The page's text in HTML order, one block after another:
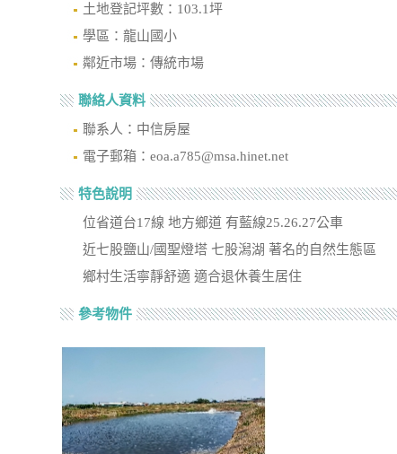
土地登記坪數：103.1坪
學區：龍山國小
鄰近市場：傳統市場
聯絡人資料
聯系人：中信房屋
電子郵箱：eoa.a785@msa.hinet.net
特色說明
位省道台17線 地方鄉道 有藍線25.26.27公車
近七股鹽山/國聖燈塔 七股潟湖 著名的自然生態區
鄉村生活寧靜舒適 適合退休養生居住
參考物件